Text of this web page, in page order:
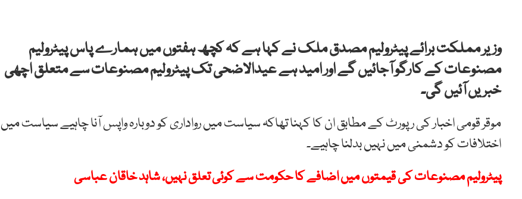
وزیر مملکت برائے پیٹرولیم مصدق ملک نے کہا ہے کہ کچھ ہفتوں میں ہمارے پاس پیٹرولیم
مصنوعات کے کارگو آجائیں گے اور امید ہے عیدالاضحی تک پیٹرولیم مصنوعات سے متعلق اچھی
خبریں آئیں گی۔
موقر قومی اخبار کی رپورٹ کے مطابق ان کا کہنا تھاکہ سیاست میں رواداری کو دوبارہ واپس آنا چاہیے سیاست میں
اختلافات کو دشمنی میں نہیں بدلنا چاہیے۔
پیٹرولیم مصنوعات کی قیمتوں میں اضافے کا حکومت سے کوئی تعلق نہیں، شاہد خاقان عباسی